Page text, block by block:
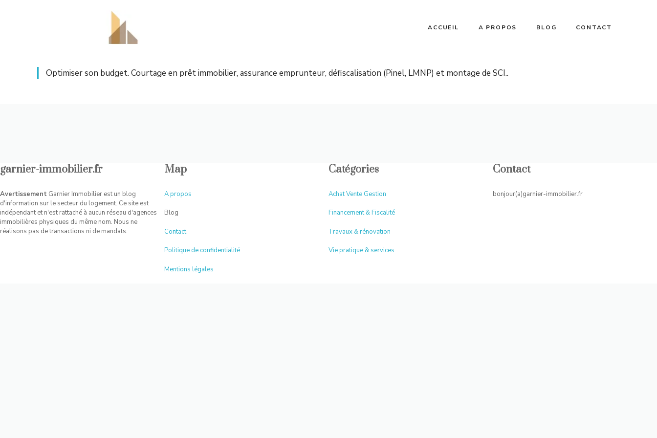
ACCUEIL A PROPOS BLOG CONTACT
Optimiser son budget. Courtage en prêt immobilier, assurance emprunteur, défiscalisation (Pinel, LMNP) et montage de SCI..
garnier-immobilier.fr
Avertissement Garnier Immobilier est un blog
d'information sur le secteur du logement. Ce site est
indépendant et n'est rattaché à aucun réseau d'agences
immobilières physiques du même nom. Nous ne
réalisons pas de transactions ni de mandats.
Map
Apropos
Blog
Contact
Politique de confidentialité
Mentions légales
Catégories
Achat Vente Gestion
Financement & Fiscalité
Travaux & rénovation
Vie pratique & services
Contact
bonjour(a)garnier-immobilier.fr